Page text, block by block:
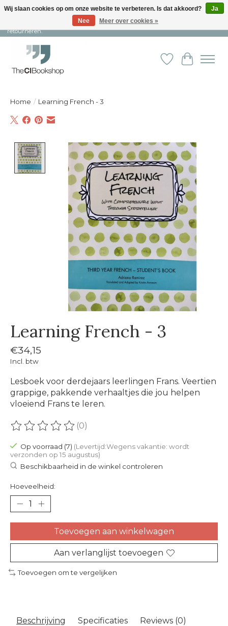
Snelle levering en persoonlijke service ︱ Niet goed? Geld terug! ︱ Gratis
retourneren.
Verlanglijst
Home / Learning French - 3
Product image slideshow Items
Learning French - 3
€34,15
Incl. btw
Lesboek voor derdejaars leerlingen Frans. Veertien
grappige, pakkende verhaaltjes die jou helpen
vloeiend Frans te leren.
De beoordeling van dit product is
(0)
Op voorraad (7) (Levertijd:Wegens vakantie: wordt
verzonden op 15 augustus)
Beschikbaarheid in de winkel controleren
Hoeveelheid:
Toevoegen aan winkelwagen
Aan verlanglijst toevoegen
Toevoegen om te vergelijken
Beschrijving Specificaties Reviews (0)
Wij slaan cookies op om onze website te verbeteren. Is dat akkoord?
Ja
Nee
Meer over cookies »